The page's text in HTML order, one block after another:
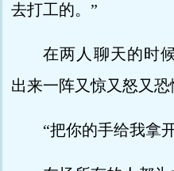
去打工的。”
在两人聊天的时
出来一阵又惊又怒又恐
“把你的手给我拿